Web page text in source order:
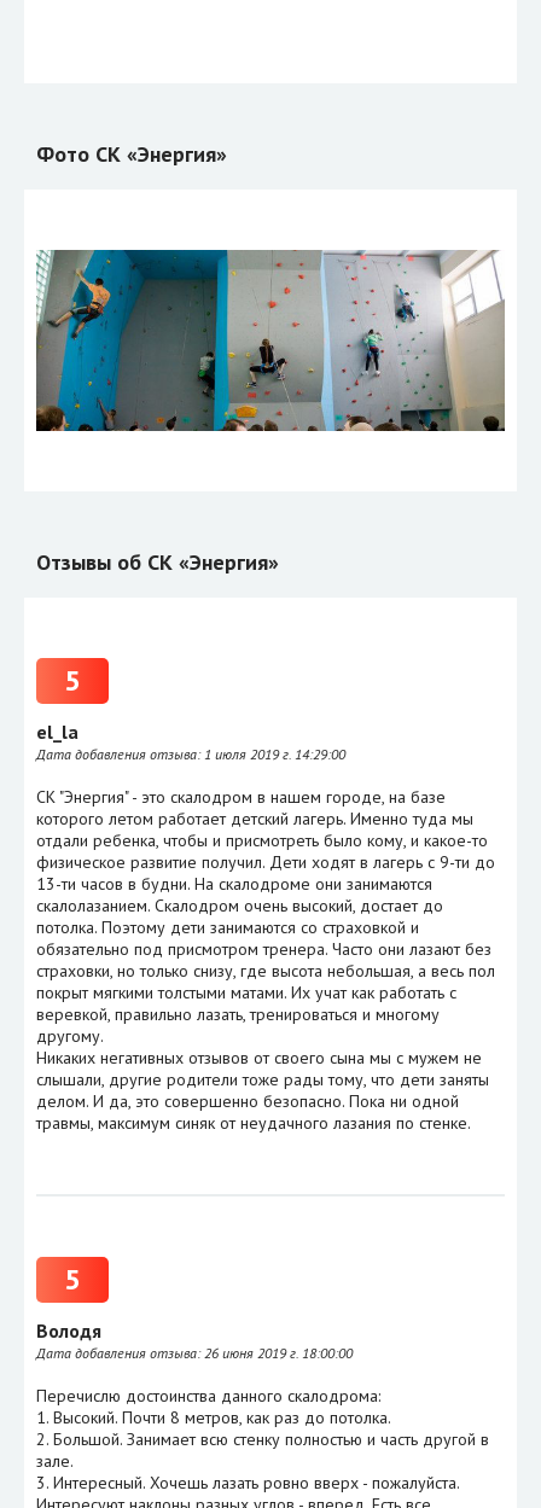
Фото СК «Энергия»
Отзывы об СК «Энергия»
el_la
Дата добавления отзыва: 1 июля 2019 г. 14:29:00
5
СК "Энергия" - это скалодром в нашем городе, на базе
которого летом работает детский лагерь. Именно туда мы
отдали ребенка, чтобы и присмотреть было кому, и какое-то
физическое развитие получил. Дети ходят в лагерь с 9-ти до
13-ти часов в будни. На скалодроме они занимаются
скалолазанием. Скалодром очень высокий, достает до
потолка. Поэтому дети занимаются со страховкой и
обязательно под присмотром тренера. Часто они лазают без
страховки, но только снизу, где высота небольшая, а весь пол
покрыт мягкими толстыми матами. Их учат как работать с
веревкой, правильно лазать, тренироваться и многому
другому.
Никаких негативных отзывов от своего сына мы с мужем не
слышали, другие родители тоже рады тому, что дети заняты
делом. И да, это совершенно безопасно. Пока ни одной
травмы, максимум синяк от неудачного лазания по стенке.
Володя
Дата добавления отзыва: 26 июня 2019 г. 18:00:00
5
Перечислю достоинства данного скалодрома:
1. Высокий. Почти 8 метров, как раз до потолка.
2. Большой. Занимает всю стенку полностью и часть другой в
зале.
3. Интересный. Хочешь лазать ровно вверх - пожалуйста.